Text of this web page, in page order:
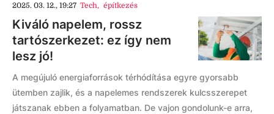
2025. 03. 12., 19:27 Tech, építkezés
Kiváló napelem, rossz
tartószerkezet: ez így nem
lesz jó!
A megújuló energiaforrások térhódítása egyre gyorsabb
ütemben zajlik, és a napelemes rendszerek kulcsszerepet
játszanak ebben a folyamatban. De vajon gondolunk-e arra,